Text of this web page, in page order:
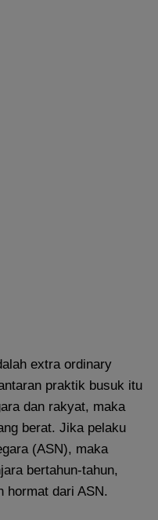
extra ordinary
praktik busuk itu
dan rakyat, maka
berat. Jika pelaku
(ASN), maka
bertahun-tahun,
hormat dari ASN.